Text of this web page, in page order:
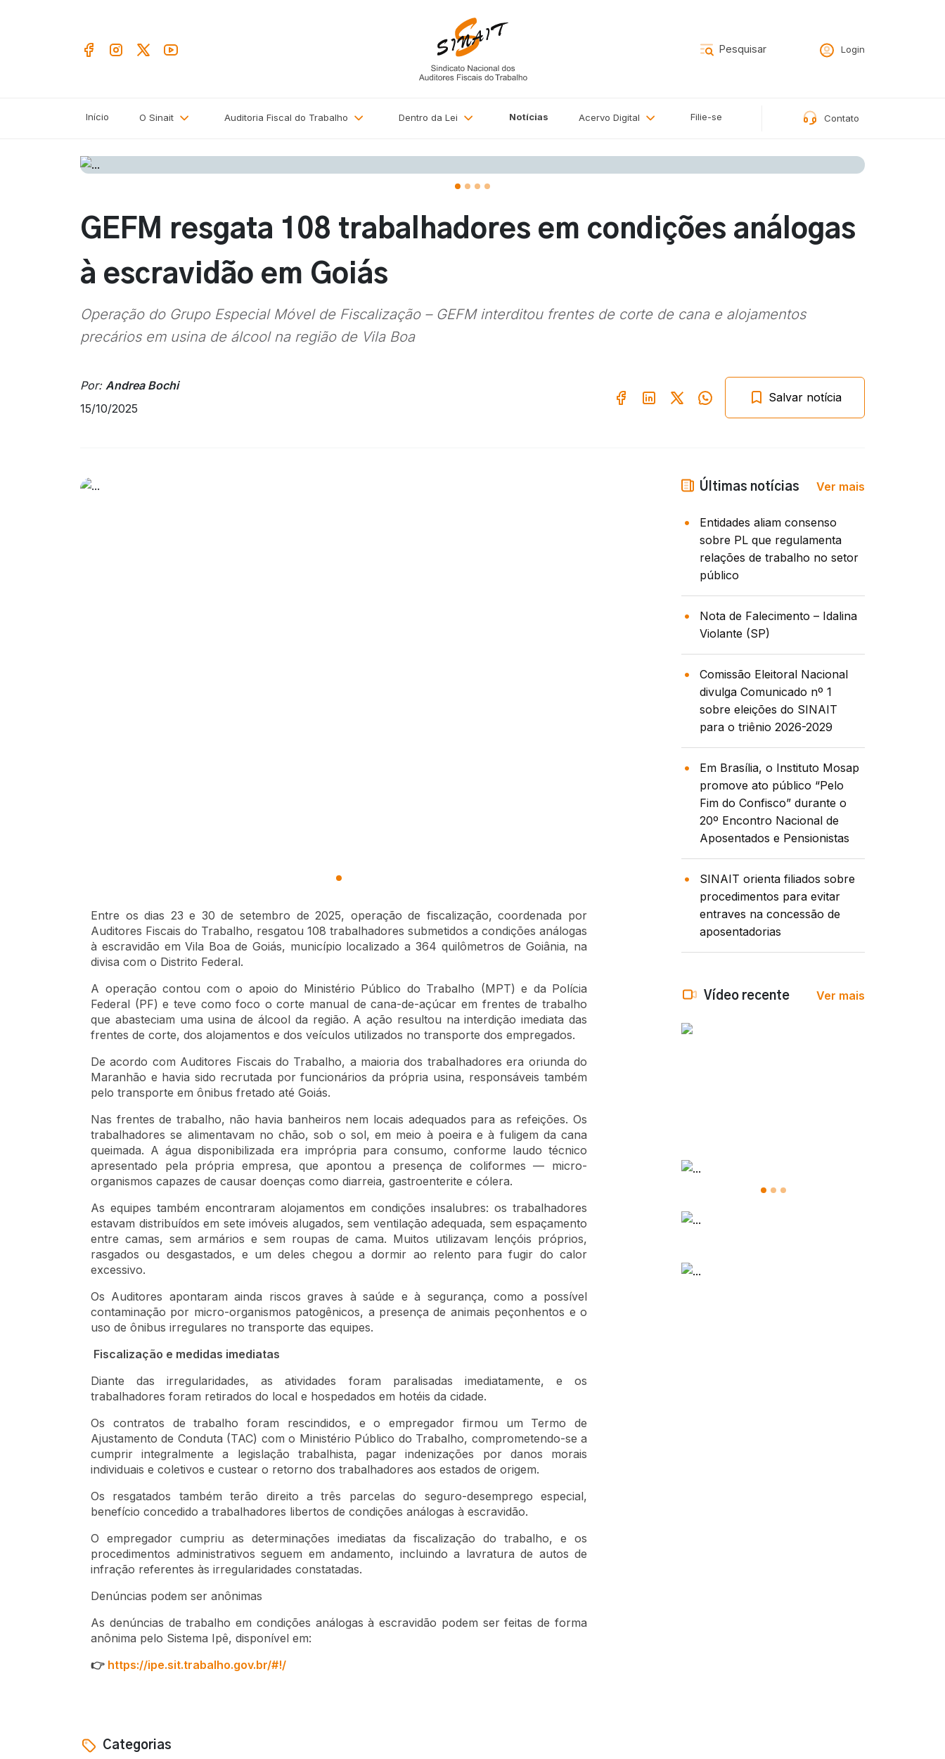
Login
Início O Sinait Auditoria Fiscal do Trabalho Dentro da Lei Notícias Acervo Digital Filie-se Contato
GEFM resgata 108 trabalhadores em condições análogas
à escravidão em Goiás
Operação do Grupo Especial Móvel de Fiscalização – GEFM interditou frentes de corte de cana e alojamentos
precários em usina de álcool na região de Vila Boa
Por: Andrea Bochi
15/10/2025
Salvar notícia
Entre os dias 23 e 30 de setembro de 2025, operação de fiscalização, coordenada por
Auditores Fiscais do Trabalho, resgatou 108 trabalhadores submetidos a condições análogas
à escravidão em Vila Boa de Goiás, município localizado a 364 quilômetros de Goiânia, na
divisa com o Distrito Federal.
A operação contou com o apoio do Ministério Público do Trabalho (MPT) e da Polícia
Federal (PF) e teve como foco o corte manual de cana-de-açúcar em frentes de trabalho
que abasteciam uma usina de álcool da região. A ação resultou na interdição imediata das
frentes de corte, dos alojamentos e dos veículos utilizados no transporte dos empregados.
De acordo com Auditores Fiscais do Trabalho, a maioria dos trabalhadores era oriunda do
Maranhão e havia sido recrutada por funcionários da própria usina, responsáveis também
pelo transporte em ônibus fretado até Goiás.
Nas frentes de trabalho, não havia banheiros nem locais adequados para as refeições. Os
trabalhadores se alimentavam no chão, sob o sol, em meio à poeira e à fuligem da cana
queimada. A água disponibilizada era imprópria para consumo, conforme laudo técnico
apresentado pela própria empresa, que apontou a presença de coliformes — micro-
organismos capazes de causar doenças como diarreia, gastroenterite e cólera.
As equipes também encontraram alojamentos em condições insalubres: os trabalhadores
estavam distribuídos em sete imóveis alugados, sem ventilação adequada, sem espaçamento
entre camas, sem armários e sem roupas de cama. Muitos utilizavam lençóis próprios,
rasgados ou desgastados, e um deles chegou a dormir ao relento para fugir do calor
excessivo.
Os Auditores apontaram ainda riscos graves à saúde e à segurança, como a possível
contaminação por micro-organismos patogênicos, a presença de animais peçonhentos e o
uso de ônibus irregulares no transporte das equipes.
Fiscalização e medidas imediatas
Diante das irregularidades, as atividades foram paralisadas imediatamente, e os
trabalhadores foram retirados do local e hospedados em hotéis da cidade.
Os contratos de trabalho foram rescindidos, e o empregador firmou um Termo de
Ajustamento de Conduta (TAC) com o Ministério Público do Trabalho, comprometendo-se a
cumprir integralmente a legislação trabalhista, pagar indenizações por danos morais
individuais e coletivos e custear o retorno dos trabalhadores aos estados de origem.
Os resgatados também terão direito a três parcelas do seguro-desemprego especial,
benefício concedido a trabalhadores libertos de condições análogas à escravidão.
O empregador cumpriu as determinações imediatas da fiscalização do trabalho, e os
procedimentos administrativos seguem em andamento, incluindo a lavratura de autos de
infração referentes às irregularidades constatadas.
Denúncias podem ser anônimas
As denúncias de trabalho em condições análogas à escravidão podem ser feitas de forma
anônima pelo Sistema Ipê, disponível em:
👉 https://ipe.sit.trabalho.gov.br/#!/
Categorias
Últimas notícias Ver mais
Entidades aliam consenso
sobre PL que regulamenta
relações de trabalho no setor
público
Nota de Falecimento – Idalina
Violante (SP)
Comissão Eleitoral Nacional
divulga Comunicado nº 1
sobre eleições do SINAIT
para o triênio 2026-2029
Em Brasília, o Instituto Mosap
promove ato público “Pelo
Fim do Confisco” durante o
20º Encontro Nacional de
Aposentados e Pensionistas
SINAIT orienta filiados sobre
procedimentos para evitar
entraves na concessão de
aposentadorias
Vídeo recente Ver mais